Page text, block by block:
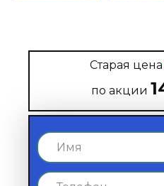
Старая
по акции